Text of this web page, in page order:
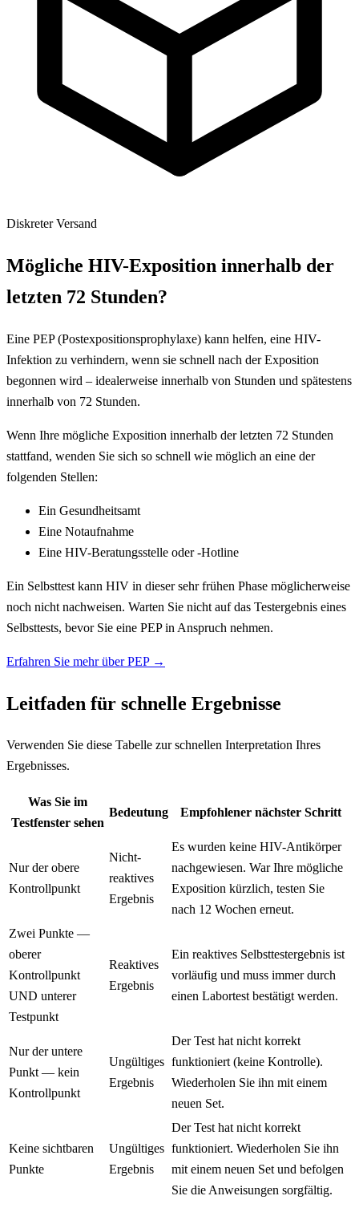
Diskreter Versand
Mögliche HIV-Exposition innerhalb der
letzten 72 Stunden?
Eine PEP (Postexpositionsprophylaxe) kann helfen, eine HIV-
Infektion zu verhindern, wenn sie schnell nach der Exposition
begonnen wird – idealerweise innerhalb von Stunden und spätestens
innerhalb von 72 Stunden.
Wenn Ihre mögliche Exposition innerhalb der letzten 72 Stunden
stattfand, wenden Sie sich so schnell wie möglich an eine der
folgenden Stellen:
Ein Gesundheitsamt
Eine Notaufnahme
Eine HIV-Beratungsstelle oder -Hotline
Ein Selbsttest kann HIV in dieser sehr frühen Phase möglicherweise
noch nicht nachweisen. Warten Sie nicht auf das Testergebnis eines
Selbsttests, bevor Sie eine PEP in Anspruch nehmen.
Erfahren Sie mehr über PEP →
Leitfaden für schnelle Ergebnisse
Verwenden Sie diese Tabelle zur schnellen Interpretation Ihres
Ergebnisses.
Was Sie im
Testfenster sehen
Bedeutung Empfohlener nächster Schritt
Nur der obere
Kontrollpunkt
Nicht-
reaktives
Ergebnis
Es wurden keine HIV-Antikörper
nachgewiesen. War Ihre mögliche
Exposition kürzlich, testen Sie
nach 12 Wochen erneut.
Zwei Punkte —
oberer
Kontrollpunkt
UND unterer
Testpunkt
Reaktives
Ergebnis
Ein reaktives Selbsttestergebnis ist
vorläufig und muss immer durch
einen Labortest bestätigt werden.
Nur der untere
Punkt — kein
Kontrollpunkt
Ungültiges
Ergebnis
Der Test hat nicht korrekt
funktioniert (keine Kontrolle).
Wiederholen Sie ihn mit einem
neuen Set.
Keine sichtbaren
Punkte
Ungültiges
Ergebnis
Der Test hat nicht korrekt
funktioniert. Wiederholen Sie ihn
mit einem neuen Set und befolgen
Sie die Anweisungen sorgfältig.